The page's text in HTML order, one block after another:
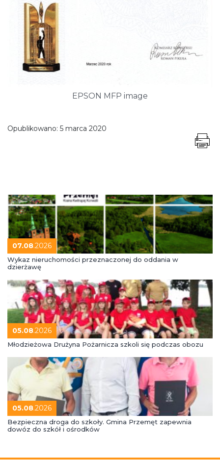
EPSON MFP image
Opublikowano: 5 marca 2020
07.08.2026
Wykaz nieruchomości przeznaczonej do oddania w
dzierżawę
05.08.2026
Młodzieżowa Drużyna Pożarnicza szkoli się podczas obozu
05.08.2026
Bezpieczna droga do szkoły. Gmina Przemęt zapewnia
dowóz do szkół i ośrodków